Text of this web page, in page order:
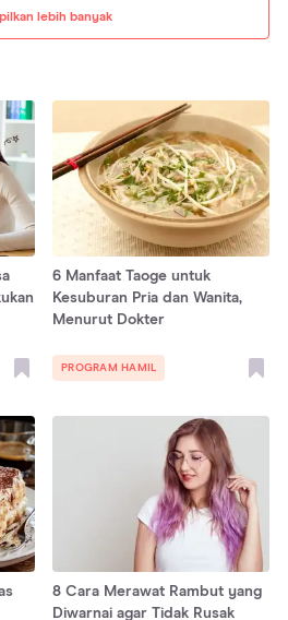
lebih banyak
6 Manfaat Taoge untuk
Kesuburan Pria dan Wanita,
Menurut Dokter
PROGRAM HAMIL
8 Cara Merawat Rambut yang
Diwarnai agar Tidak Rusak